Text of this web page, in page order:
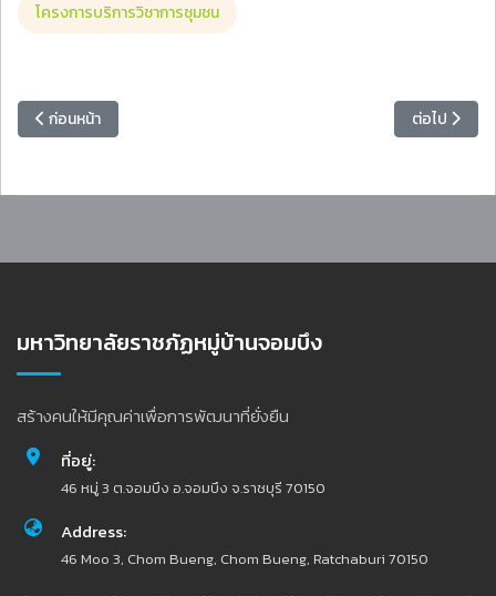
โครงการบริการวิชาการชุมชน
เนื้อหาก่อนหน้า: ศูนย์พัฒนาท้องถิ่นและบริการวิชาการร่วมกับคณะวิทยา
ก่อนหน้า เนื้อหาถัดไ
ต่อไป
มหาวิทยาลัยราชภัฏหมู่บ้านจอมบึง
สร้างคนให้มีคุณค่าเพื่อการพัฒนาที่ยั่งยืน
ที่อยู่:
46 หมู่ 3 ต.จอมบึง อ.จอมบึง จ.ราชบุรี 70150
Address:
46 Moo 3, Chom Bueng, Chom Bueng, Ratchaburi 70150